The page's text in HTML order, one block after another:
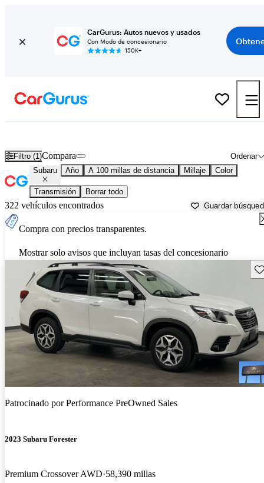
CarGurus: Autos nuevos y usados
Con Modo de concesionario
150K+
Filtro (1) Ordenar
Compara
Subaru Año A 100 millas de distancia Millaje Color
Transmisión Borrar todo
322 vehículos encontrados Guardar
Compra con precios transparentes.
Mostrar solo avisos que incluyan tasas del concesionario
Patrocinado porPerformance PreOwned Sales
2023 Subaru Forester
Premium Crossover AWD 58,390 millas